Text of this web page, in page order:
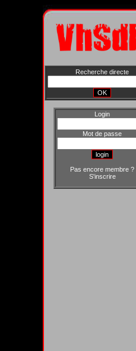
Recherche directe
Login
Mot de passe
Pas encore membre ?
S'inscrire